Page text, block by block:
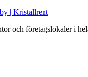
och företagslokaler i